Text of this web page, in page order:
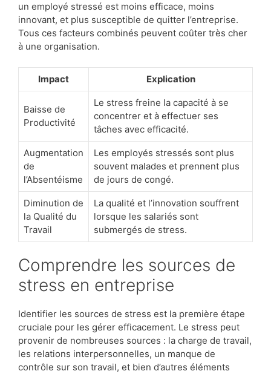
un employé stressé est moins efficace, moins
innovant, et plus susceptible de quitter l’entreprise.
Tous ces facteurs combinés peuvent coûter très cher
à une organisation.
Impact Explication
Baisse de
Productivité
Le stress freine la capacité à se
concentrer et à effectuer ses
tâches avec efficacité.
Augmentation
de
l’Absentéisme
Les employés stressés sont plus
souvent malades et prennent plus
de jours de congé.
Diminution de
la Qualité du
Travail
La qualité et l’innovation souffrent
lorsque les salariés sont
submergés de stress.
Comprendre les sources de
stress en entreprise
Identifier les sources de stress est la première étape
cruciale pour les gérer efficacement. Le stress peut
provenir de nombreuses sources : la charge de travail,
les relations interpersonnelles, un manque de
contrôle sur son travail, et bien d’autres éléments